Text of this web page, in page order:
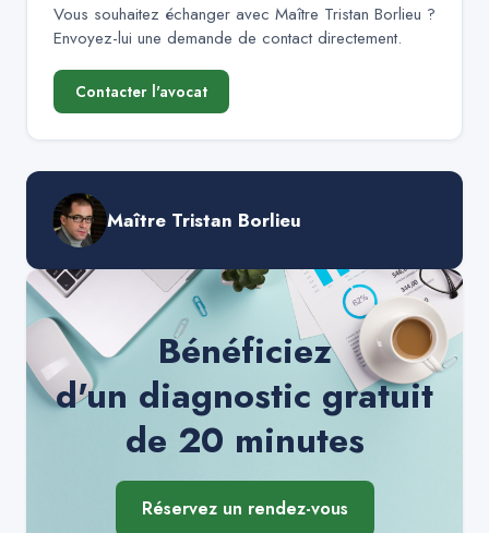
Vous souhaitez échanger avec Maître Tristan Borlieu ?
Envoyez-lui une demande de contact directement.
Contacter l'avocat
Maître Tristan Borlieu
Bénéficiez
d'un diagnostic gratuit
de 20 minutes
Réservez un rendez-vous